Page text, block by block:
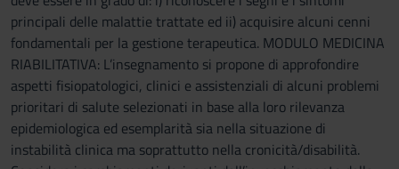
principali delle malattie trattate ed ii) acquisire alcuni cenni
fondamentali per la gestione terapeutica. MODULO MEDICINA
RIABILITATIVA: L’insegnamento si propone di approfondire
aspetti fisiopatologici, clinici e assistenziali di alcuni problemi
prioritari di salute selezionati in base alla loro rilevanza
epidemiologica ed esemplarità sia nella situazione di
instabilità clinica ma soprattutto nella cronicità/disabilità.